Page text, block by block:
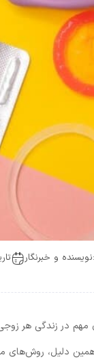
نویسنده و خبرنگار
مهم در زندگی هر
دلیل، روش‌های